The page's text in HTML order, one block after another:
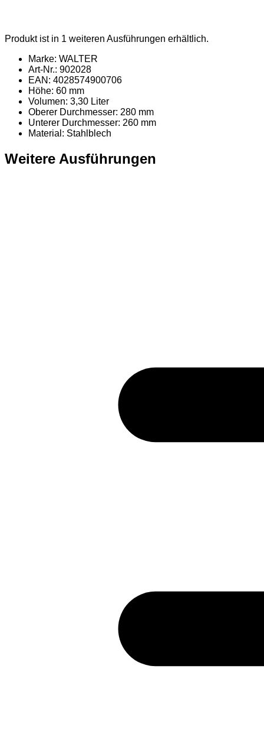
Produkt ist in 1 weiteren Ausführungen erhältlich.
Marke: WALTER
Art-Nr.: 902028
EAN: 4028574900706
Höhe: 60 mm
Volumen: 3,30 Liter
Oberer Durchmesser: 280 mm
Unterer Durchmesser: 260 mm
Material : Stahlblech
Weitere Ausführungen